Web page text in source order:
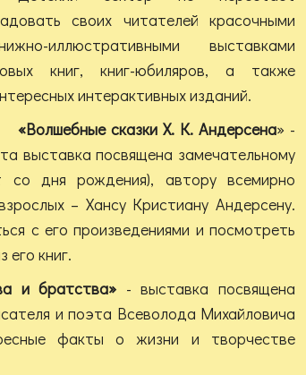
своих читателей красочными
иллюстративными выставками
книг, книг-юбиляров, а также
интерактивных изданий.
«Волшебные сказки Х. К. Андерсена» -
выставка посвящена замечательному
дня рождения), автору всемирно
– Хансу Кристиану Андерсену.
с его произведениями и посмотреть
его книг.
и братства» - выставка посвящена
и поэта Всеволода Михайловича
факты о жизни и творчестве